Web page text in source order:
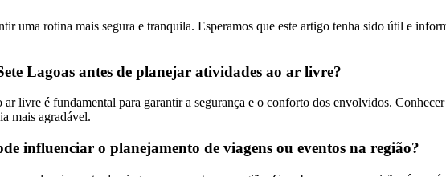
uma rotina mais segura e tranquila. Esperamos que este artigo tenha sido útil e
Lagoas antes de planejar atividades ao ar livre?
livre é fundamental para garantir a segurança e o conforto dos envolvidos.
mais agradável.
influenciar o planejamento de viagens ou eventos na região?